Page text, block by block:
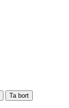
Ta bort